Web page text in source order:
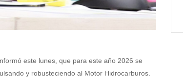
este lunes, que para este año 2026 se
y robusteciendo al Motor Hidrocarburos.